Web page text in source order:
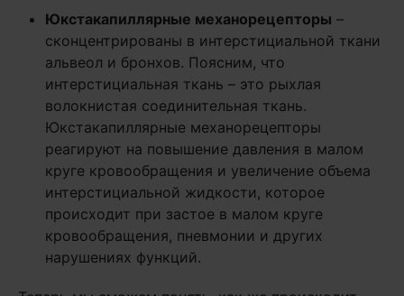
Юкстакапиллярные механорецепторы –
сконцентрированы в интерстициальной ткани
альвеол и бронхов. Поясним, что
интерстициальная ткань – это рыхлая
волокнистая соединительная ткань.
Юкстакапиллярные механорецепторы
реагируют на повышение давления в малом
круге кровообращения и увеличение объема
интерстициальной жидкости, которое
происходит при застое в малом круге
кровообращения, пневмонии и других
нарушениях функций.